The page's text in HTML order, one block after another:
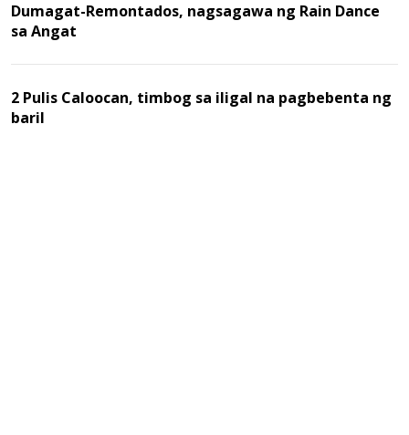
Dumagat-Remontados, nagsagawa ng Rain Dance
sa Angat
2 Pulis Caloocan, timbog sa iligal na pagbebenta ng
baril